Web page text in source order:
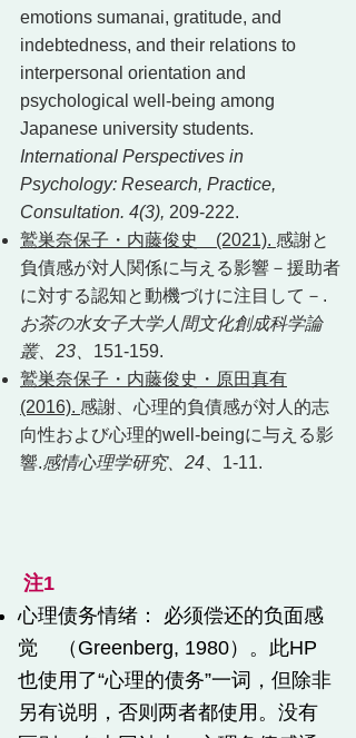
emotions sumanai, gratitude, and
indebtedness, and their relations to
interpersonal orientation and
psychological well-being among
Japanese university students.
International Perspectives in
Psychology: Research, Practice,
Consultation. 4(3), 209-222.
鷲巣奈保子・内藤俊史 (2021). 感謝と
負債感が対人関係に与える影響－援助者
に対する認知と動機づけに注目して－.
お茶の水女子大学人間文化創成科学論
叢、23、 151-159.
鷲巣奈保子・内藤俊史・原田真有
(2016). 感謝、心理的負債感が対人的志
向性および心理的well-beingに与える影
響.感情心理学研究、24 、1-11.
注1
心理债务情绪：
必须偿还的负面感
觉 （Greenberg, 1980）。此HP
也使用了“心理的债务”一词，但除非
另有说明，否则两者都使用。没有